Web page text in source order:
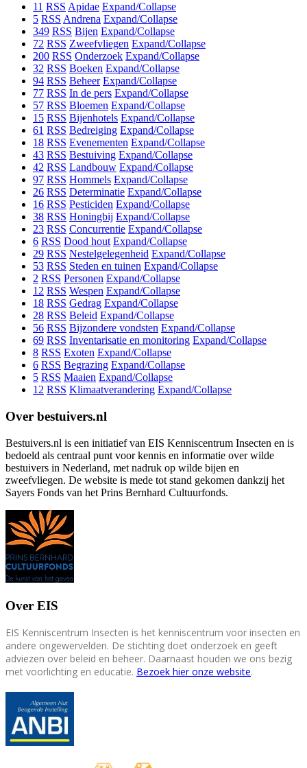
11 RSS Apidae Expand/Collapse
5 RSS Andrena Expand/Collapse
349 RSS Bijen Expand/Collapse
72 RSS Zweefvliegen Expand/Collapse
200 RSS Onderzoek Expand/Collapse
32 RSS Boeken Expand/Collapse
94 RSS Beheer Expand/Collapse
77 RSS In de pers Expand/Collapse
57 RSS Bloemen Expand/Collapse
15 RSS Bijenhotels Expand/Collapse
61 RSS Bedreiging Expand/Collapse
18 RSS Evenementen Expand/Collapse
43 RSS Bestuiving Expand/Collapse
42 RSS Landbouw Expand/Collapse
97 RSS Hommels Expand/Collapse
26 RSS Determinatie Expand/Collapse
16 RSS Pesticiden Expand/Collapse
38 RSS Honingbij Expand/Collapse
23 RSS Concurrentie Expand/Collapse
6 RSS Dood hout Expand/Collapse
29 RSS Nestelgelegenheid Expand/Collapse
53 RSS Steden en tuinen Expand/Collapse
2 RSS Personen Expand/Collapse
12 RSS Wespen Expand/Collapse
18 RSS Gedrag Expand/Collapse
28 RSS Beleid Expand/Collapse
56 RSS Bijzondere vondsten Expand/Collapse
69 RSS Inventarisatie en monitoring Expand/Collapse
8 RSS Exoten Expand/Collapse
6 RSS Begrazing Expand/Collapse
5 RSS Maaien Expand/Collapse
12 RSS Klimaatverandering Expand/Collapse
Over bestuivers.nl
Bestuivers.nl is een initiatief van EIS Kenniscentrum Insecten en is
bedoeld als centraal punt voor kennis en informatie over wilde
bestuivers in Nederland, met nadruk op wilde bijen en
zweefvliegen. De website is mede tot stand gekomen dankzij het
Sayers Fonds van het Prins Bernhard Cultuurfonds.
Over EIS
EIS Kenniscentrum Insecten is het kenniscentrum voor insecten en
andere ongewervelden. De stichting doet onderzoek en geeft
adviezen over beleid en beheer. Daarnaast houden we ons bezig
met voorlichting en educatie. Bezoek hier onze website.